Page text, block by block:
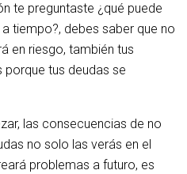
te preguntaste ¿qué puede
tiempo?, debes saber que no
en riesgo, también tus
tus deudas se
las consecuencias de no
no solo las verás en el
problemas a futuro, es